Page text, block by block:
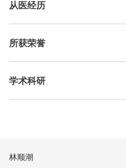
从医经历
所获荣誉
学术科研
林顺潮